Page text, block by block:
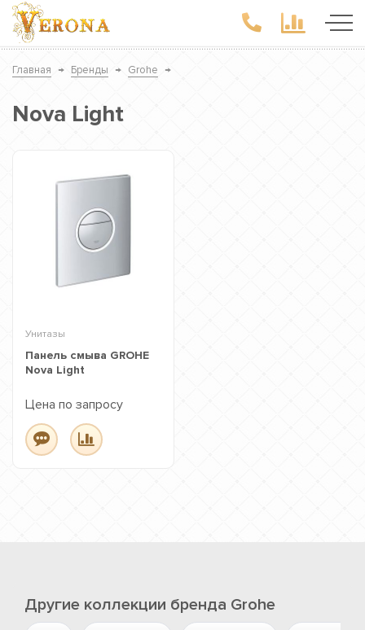
Главная → Бренды → Grohe →
Nova Light
Унитазы
Панель смыва GROHE
Nova Light
Цена по запросу
Другие коллекции бренда Grohe